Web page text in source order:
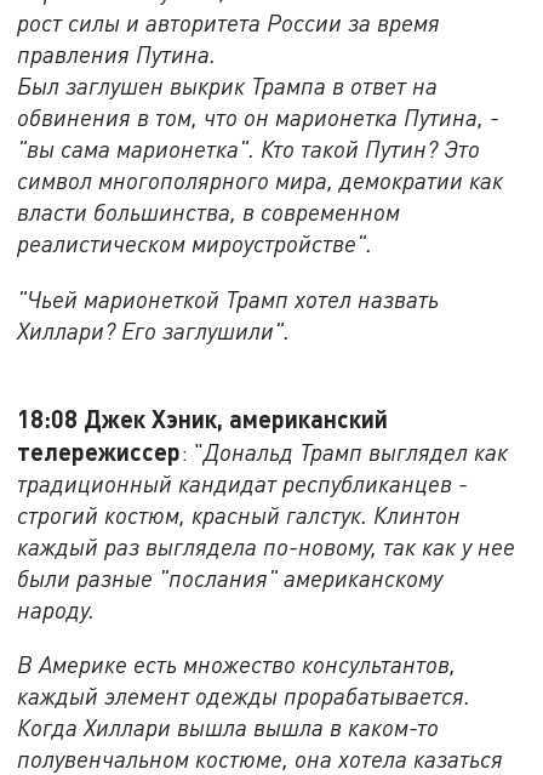
рост силы и авторитета России за время
правления Путина.
Был заглушен выкрик Трампа в ответ на
обвинения в том, что он марионетка Путина, -
"вы сама марионетка". Кто такой Путин? Это
символ многополярного мира, демократии как
власти большинства, в современном
реалистическом мироустройстве".
"Чьей марионеткой Трамп хотел назвать
Хиллари? Его заглушили".
18:08 Джек Хэник, американский
телережиссер: "Дональд Трамп выглядел как
традиционный кандидат республиканцев -
строгий костюм, красный галстук. Клинтон
каждый раз выглядела по-новому, так как у нее
были разные "послания" американскому
народу.
В Америке есть множество консультантов,
каждый элемент одежды прорабатывается.
Когда Хиллари вышла вышла в каком-то
полувенчальном костюме, она хотела казаться